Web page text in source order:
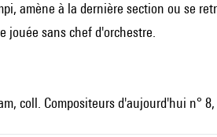
amène à la dernière section ou se
jouée sans chef d'orchestre.
coll. Compositeurs d'aujourd'hui n° 8,